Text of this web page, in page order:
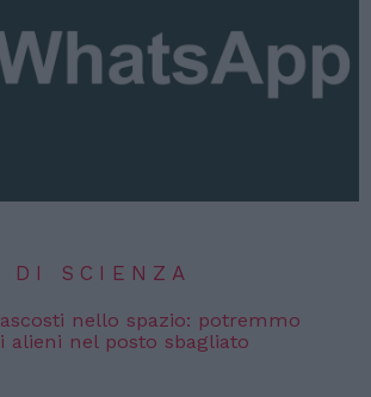
DI SCIENZA
nello spazio: potremmo
alieni nel posto sbagliato